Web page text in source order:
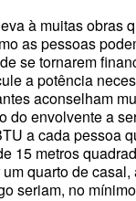
à muitas obras
as pessoas
se tornarem
a potência
aconselham
do envolvente a
a cada pessoa
15 metros
quarto de
seriam, no